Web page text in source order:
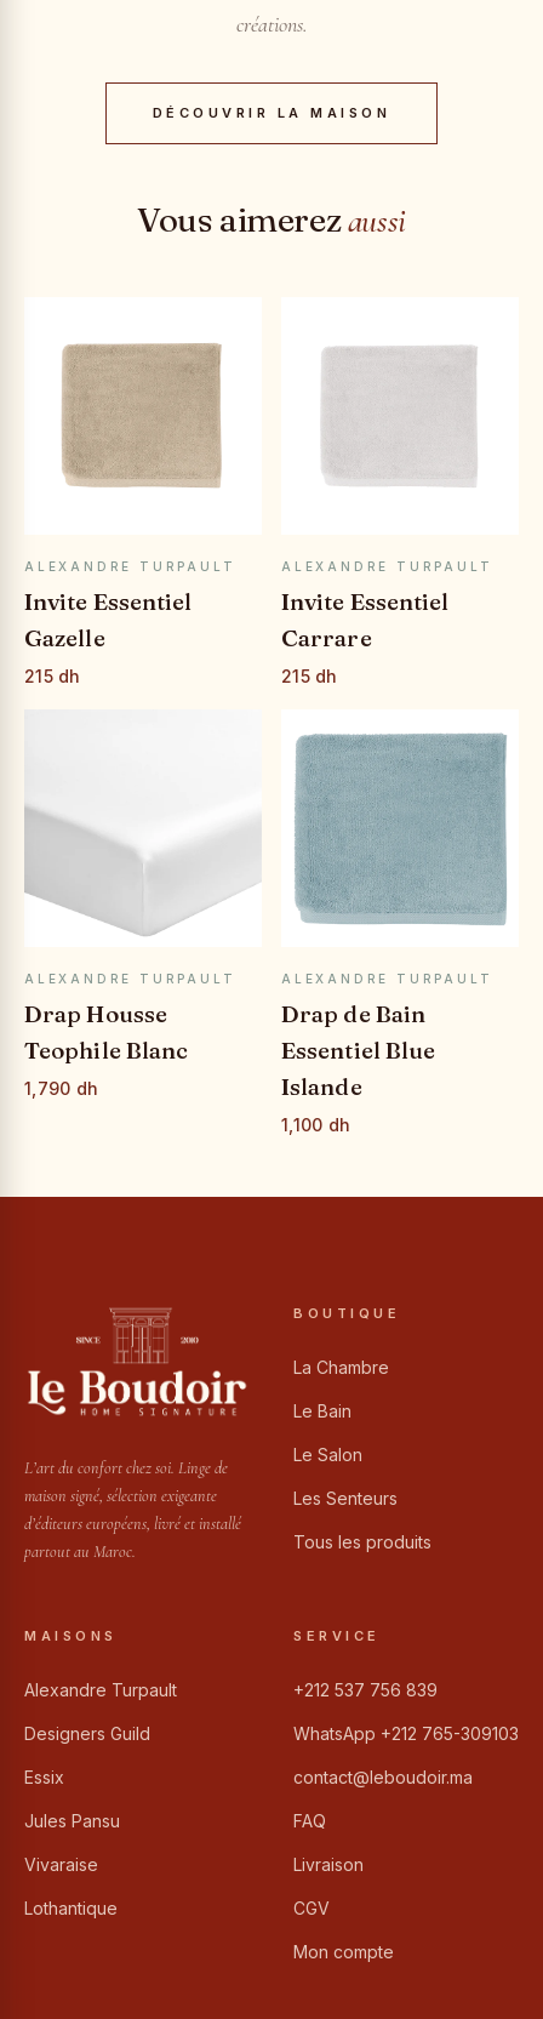
créations.
DÉCOUVRIR LA MAISON
Vous aimerezaussi
APERÇU RAPIDE
ALEXANDRE TURPAULT
Invite Essentiel
Gazelle
215 dh
APERÇU RAPIDE
ALEXANDRE TURPAULT
Invite Essentiel
Carrare
215 dh
APERÇU RAPIDE
ALEXANDRE TURPAULT
Drap Housse
Teophile Blanc
1,790 dh
APERÇU RAPIDE
ALEXANDRE TURPAULT
Drap de Bain
Essentiel Blue
Islande
1,100 dh
L’art du confort chez soi. Linge de
maison signé, sélection exigeante
d’éditeurs européens, livré et installé
partout au Maroc.
BOUTIQUE
La Chambre
Le Bain
Le Salon
Les Senteurs
Tous les produits
MAISONS
Alexandre Turpault
Designers Guild
Essix
Jules Pansu
Vivaraise
Lothantique
SERVICE
+212 537 756 839
WhatsApp +212 765-309103
contact@leboudoir.ma
FAQ
Livraison
CGV
Mon compte